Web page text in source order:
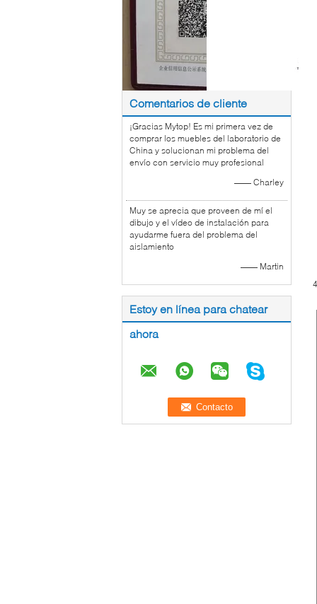
Comentarios de cliente
¡Gracias Mytop! Es mi primera vez de
comprar los muebles del laboratorio de
China y solucionan mi problema del
envío con servicio muy profesional
—— Charley
Muy se aprecia que proveen de mí el
dibujo y el vídeo de instalación para
ayudarme fuera del problema del
aislamiento
—— Martin
Estoy en línea para chatear
ahora